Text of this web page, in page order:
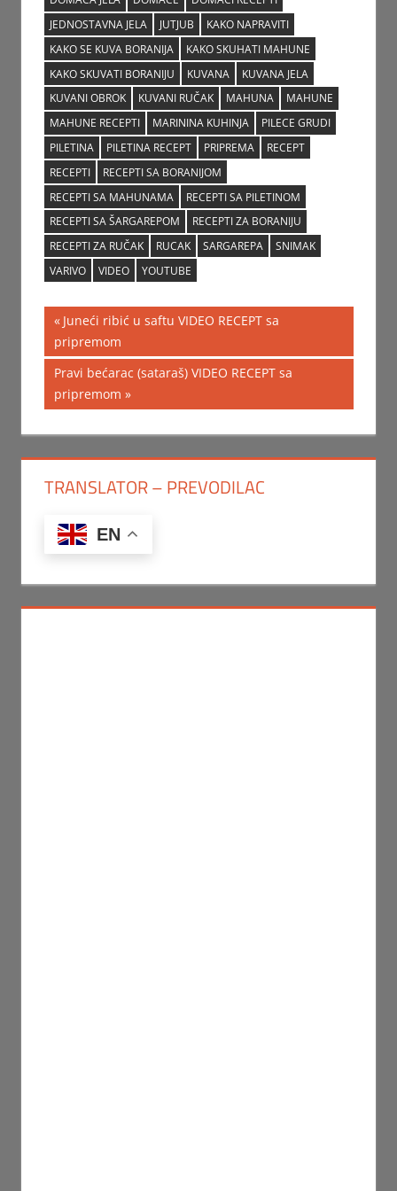
JEDNOSTAVNA JELA
JUTJUB
KAKO NAPRAVITI
KAKO SE KUVA BORANIJA
KAKO SKUHATI MAHUNE
KAKO SKUVATI BORANIJU
KUVANA
KUVANA JELA
KUVANI OBROK
KUVANI RUČAK MAHUNA
MAHUNE
MAHUNE RECEPTI
MARININA KUHINJA
PILECE GRUDI
PILETINA
PILETINA RECEPT PRIPREMA
RECEPT
RECEPTI
RECEPTI SA BORANIJOM
RECEPTI SA MAHUNAMA
RECEPTI SA PILETINOM
RECEPTI SA ŠARGAREPOM
RECEPTI ZA BORANIJU
RECEPTI ZA RUČAK
RUCAK SARGAREPA
SNIMAK
VARIVO
VIDEO YOUTUBE
Post
navigation
Previous
Post:
Juneći ribić u saftu VIDEO RECEPT sa
pripremom
Next
Post:
Pravi bećarac (sataraš) VIDEO RECEPT sa
pripremom
TRANSLATOR – PREVODILAC
EN